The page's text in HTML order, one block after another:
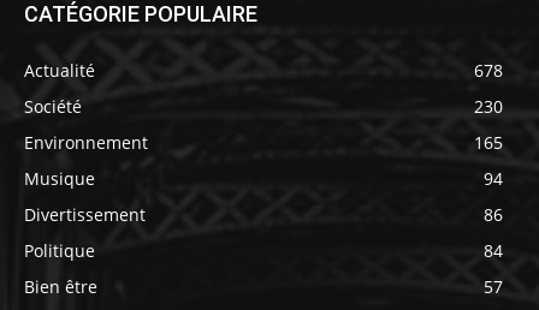
CATÉGORIE POPULAIRE
Actualité
678
Société
230
Environnement
165
Musique
94
Divertissement
86
Politique
84
Bien être
57